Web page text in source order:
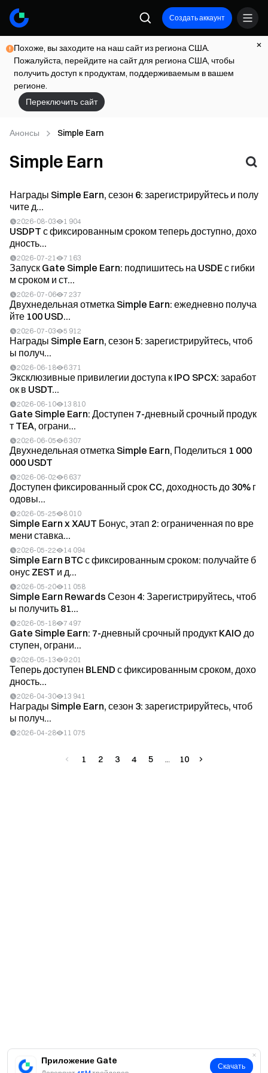
Приложение Gate
Скачать
Создать аккаунт
Похоже, вы заходите на наш сайт из региона США.
Пожалуйста, перейдите на сайт для региона США, чтобы
получить доступ к продуктам, поддерживаемым в вашем
регионе.
Переключить сайт
Анонсы Simple Earn
Simple Earn
Награды Simple Earn, сезон 6: зарегистрируйтесь и полу
чите д...
2026-08-03 1 904
USDPT с фиксированным сроком теперь доступно, дохо
дность...
2026-07-21 7 163
Запуск Gate Simple Earn: подпишитесь на USDE с гибки
м сроком и ст...
2026-07-06 7 237
Двухнедельная отметка Simple Earn: ежедневно получа
йте 100 USD...
2026-07-03 5 912
Награды Simple Earn, сезон 5: зарегистрируйтесь, чтоб
ы получ...
2026-06-18 6 371
Эксклюзивные привилегии доступа к IPO SPCX: заработ
ок в USDT...
2026-06-10 13 810
Gate Simple Earn: Доступен 7-дневный срочный продук
т TEA, ограни...
2026-06-05 6 307
Двухнедельная отметка Simple Earn, Поделиться 1 000
000 USDT
2026-06-02 6 637
Доступен фиксированный срок CC, доходность до 30% г
одовы...
2026-05-25 8 010
Simple Earn x XAUT Бонус, этап 2: ограниченная по вре
мени ставка...
2026-05-22 14 094
Simple Earn BTC с фиксированным сроком: получайте б
онус ZEST и д...
2026-05-20 11 058
Simple Earn Rewards Сезон 4: Зарегистрируйтесь, чтоб
ы получить 81...
2026-05-18 7 497
Gate Simple Earn: 7-дневный срочный продукт KAIO до
ступен, ограни...
2026-05-13 9 201
Теперь доступен BLEND с фиксированным сроком, дохо
дность...
2026-04-30 13 941
Награды Simple Earn, сезон 3: зарегистрируйтесь, чтоб
ы получ...
2026-04-28 11 075
1 2 3 4 5 10